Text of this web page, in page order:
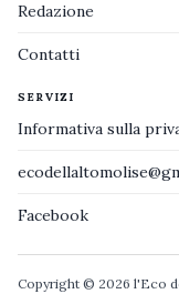
Redazione
Contatti
SERVIZI
Informativa sulla
Facebook
Copyright © 2026 l'Eco